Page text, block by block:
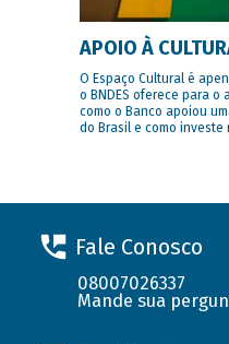
APOIO À
O Espaço Cultural é
o BNDES oferece para o
como o Banco apoiou
do Brasil e como investe
Fale Conosco
08007026337
Mande sua